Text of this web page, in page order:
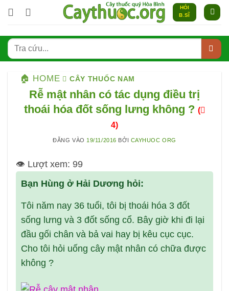
qua
dung
HỎI
B.SĨ
🏠 HOME CÂY THUỐC NAM
Rễ mật nhân có tác dụng điều trị
thoái hóa đốt sống lưng không ? (
4)
ĐĂNG VÀO 19/11/2016 BỞI CAYHUOC ORG
👁️ Lượt xem: 99
Bạn Hùng ở Hải Dương hỏi:
Tôi năm nay 36 tuổi, tôi bị thoái hóa 3 đốt
sống lưng và 3 đốt sống cổ. Bây giờ khi đi lại
đầu gối chân và bả vai hay bị kêu cục cục.
Cho tôi hỏi uống cây mật nhân có chữa được
không ?